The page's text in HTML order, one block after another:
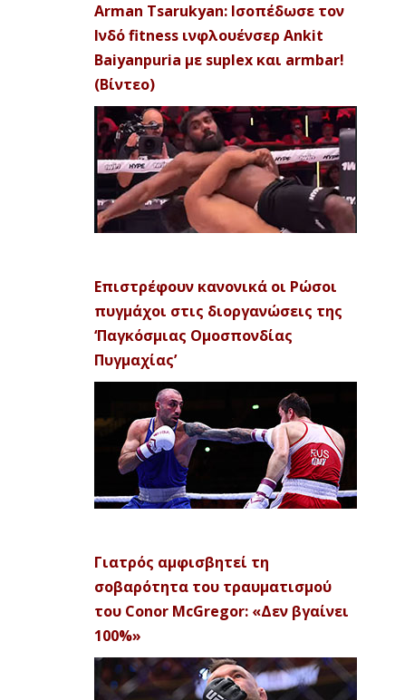
Arman Tsarukyan: Ισοπέδωσε τον
Ινδό fitness ινφλουένσερ Ankit
Baiyanpuria με suplex και armbar!
(Βίντεο)
Επιστρέφουν κανονικά οι Ρώσοι
πυγμάχοι στις διοργανώσεις της
‘Παγκόσμιας Ομοσπονδίας
Πυγμαχίας’
Γιατρός αμφισβητεί τη
σοβαρότητα του τραυματισμού
του Conor McGregor: «Δεν βγαίνει
100%»